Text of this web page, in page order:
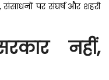
संसाधनों पर संघर्ष और शहरी
नहीं,